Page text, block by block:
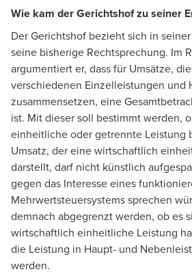
Wie kam der Gerichtshof zu seiner
Der Gerichtshof bezieht sich in
seine bisherige Rechtsprechung. Im
argumentiert er, dass für Umsätze,
verschiedenen Einzelleistungen und
zusammensetzen, eine
ist. Mit dieser soll bestimmt werden,
einheitliche oder getrennte Leistung
Umsatz, der eine wirtschaftlich
darstellt, darf nicht künstlich
gegen das Interesse eines
Mehrwertsteuersystems sprechen
demnach abgegrenzt werden, ob es
wirtschaftlich einheitliche Leistung
die Leistung in Haupt- und
werden.